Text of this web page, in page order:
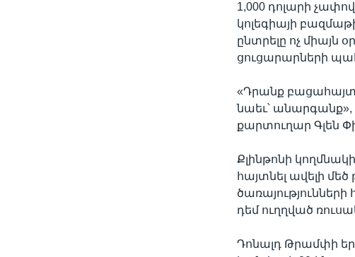
1,000 դոլարի
կոլեգիայի
ընտրելը ոչ միայն
ցուցարարների
«Դրանք
նաեւ՝ անարգանք»,
քարտուղար Գլեն
Քլինթոնի
հայտնել ավելի
դեմ ուղղված
Դոնալդ Թրամփի